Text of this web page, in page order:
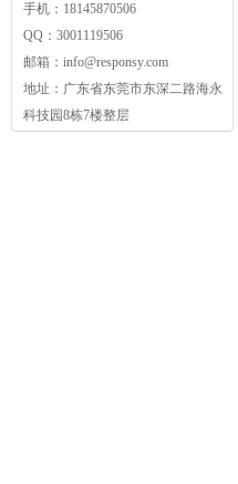
手机：18145870506
QQ：3001119506
邮箱： info@responsy.com
地址： 广东省东莞市东深二路海永
科技园8栋7楼整层